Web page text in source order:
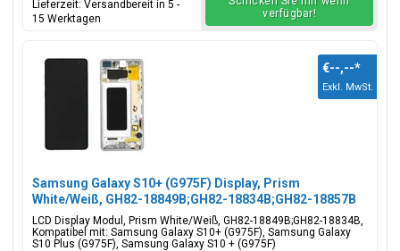
Lieferzeit: Versandbereit in 5 -
15 Werktagen
verfügbar!
Samsung Galaxy S10+ (G975F) Display, Prism
White/Weiß, GH82-18849B;GH82-18834B;GH82-18857B
LCD Display Modul, Prism White/Weiß, GH82-18849B;GH82-18834B,
Kompatibel mit: Samsung Galaxy S10+ (G975F), Samsung Galaxy
S10 Plus (G975F), Samsung Galaxy S10 + (G975F)
€--,--*
Exkl. MwSt.